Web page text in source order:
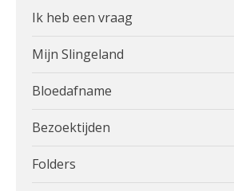
Ik heb een vraag
Mijn Slingeland
Bloedafname
Bezoektijden
Folders